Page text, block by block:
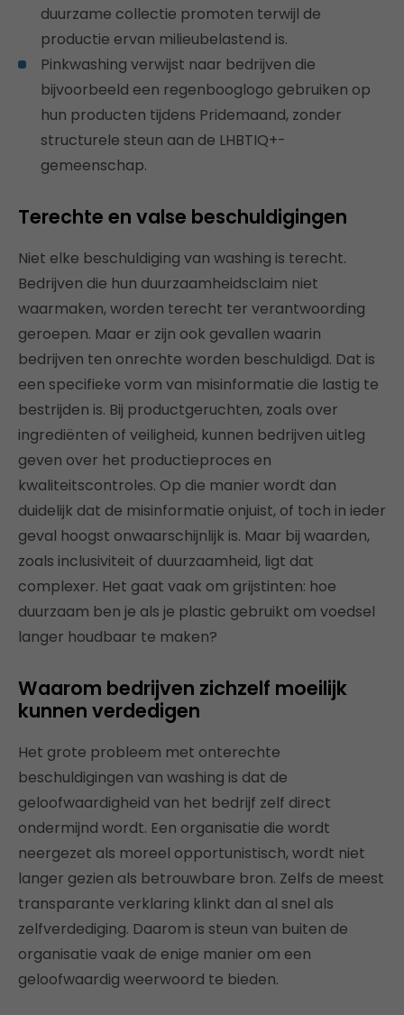
duurzame collectie promoten terwijl de
productie ervan milieubelastend is.
Pinkwashing verwijst naar bedrijven die
bijvoorbeeld een regenbooglogo gebruiken op
hun producten tijdens Pridemaand, zonder
structurele steun aan de LHBTIQ+-
gemeenschap.
Terechte en valse beschuldigingen
Niet elke beschuldiging van washing is terecht.
Bedrijven die hun duurzaamheidsclaim niet
waarmaken, worden terecht ter verantwoording
geroepen. Maar er zijn ook gevallen waarin
bedrijven ten onrechte worden beschuldigd. Dat is
een specifieke vorm van misinformatie die lastig te
bestrijden is. Bij productgeruchten, zoals over
ingrediënten of veiligheid, kunnen bedrijven uitleg
geven over het productieproces en
kwaliteitscontroles. Op die manier wordt dan
duidelijk dat de misinformatie onjuist, of toch in ieder
geval hoogst onwaarschijnlijk is. Maar bij waarden,
zoals inclusiviteit of duurzaamheid, ligt dat
complexer. Het gaat vaak om grijstinten: hoe
duurzaam ben je als je plastic gebruikt om voedsel
langer houdbaar te maken?
Waarom bedrijven zichzelf moeilijk
kunnen verdedigen
Het grote probleem met onterechte
beschuldigingen van washing is dat de
geloofwaardigheid van het bedrijf zelf direct
ondermijnd wordt. Een organisatie die wordt
neergezet als moreel opportunistisch, wordt niet
langer gezien als betrouwbare bron. Zelfs de meest
transparante verklaring klinkt dan al snel als
zelfverdediging. Daarom is steun van buiten de
organisatie vaak de enige manier om een
geloofwaardig weerwoord te bieden.